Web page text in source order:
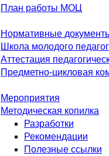
План работы МОЦ
Нормативные
Школа молодого
Аттестация
Предметно-цикловая
Мероприятия
Методическая копилка
Разработки
Рекомендации
Полезные ссылки